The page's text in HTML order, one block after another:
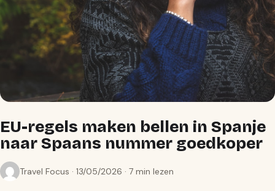
EU-regels maken bellen in Spanje
naar Spaans nummer goedkoper
Travel Focus · 13/05/2026 · 7 min lezen